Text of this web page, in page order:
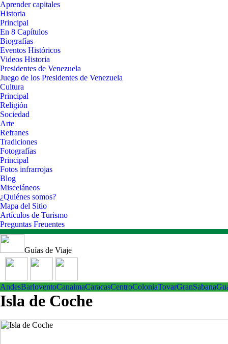
Aprender capitales
Historia
Principal
En 8 Capítulos
Biografías
Eventos Históricos
Videos Historia
Presidentes de Venezuela
Juego de los Presidentes de Venezuela
Cultura
Principal
Religión
Sociedad
Arte
Refranes
Tradiciones
Fotografías
Principal
Fotos infrarrojas
Blog
Misceláneos
¿Quiénes somos?
Mapa del Sitio
Artículos de Turismo
Preguntas Freuentes
Guías de Viaje
AndesBarloventoCanaimaCaracasCentroColoniaTovarGranSabana
Isla de Coche